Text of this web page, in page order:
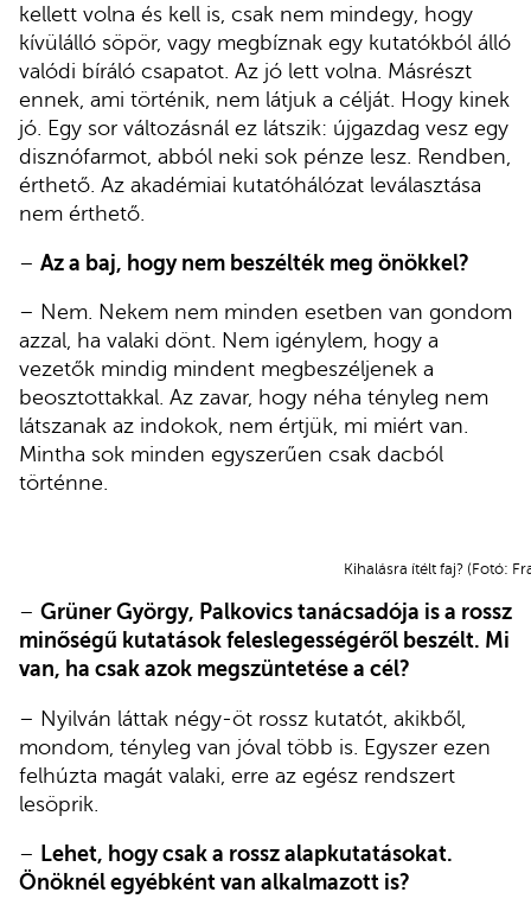
kellett volna és kell is, csak nem mindegy, hogy
kívülálló söpör, vagy megbíznak egy kutatókból álló
valódi bíráló csapatot. Az jó lett volna. Másrészt
ennek, ami történik, nem látjuk a célját. Hogy kinek
jó. Egy sor változásnál ez látszik: újgazdag vesz egy
disznófarmot, abból neki sok pénze lesz. Rendben,
érthető. Az akadémiai kutatóhálózat leválasztása
nem érthető.
– Az a baj, hogy nem beszélték meg önökkel?
– Nem. Nekem nem minden esetben van gondom
azzal, ha valaki dönt. Nem igénylem, hogy a
vezetők mindig mindent megbeszéljenek a
beosztottakkal. Az zavar, hogy néha tényleg nem
látszanak az indokok, nem értjük, mi miért van.
Mintha sok minden egyszerűen csak dacból
történne.
Kihalásra ítélt faj? (Fotó:
– Grüner György, Palkovics tanácsadója is a rossz
minőségű kutatások feleslegességéről beszélt. Mi
van, ha csak azok megszüntetése a cél?
– Nyilván láttak négy-öt rossz kutatót, akikből,
mondom, tényleg van jóval több is. Egyszer ezen
felhúzta magát valaki, erre az egész rendszert
lesöprik.
– Lehet, hogy csak a rossz alapkutatásokat.
Önöknél egyébként van alkalmazott is?